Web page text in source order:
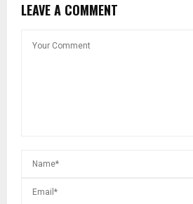
LEAVE A COMMENT